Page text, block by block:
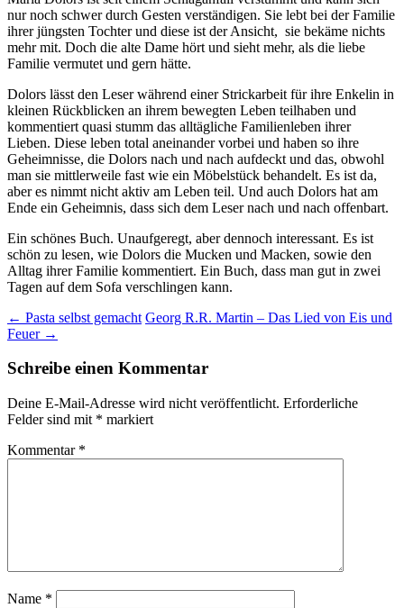
nur noch schwer durch Gesten verständigen. Sie lebt bei der Familie
ihrer jüngsten Tochter und diese ist der Ansicht, sie bekäme nichts
mehr mit. Doch die alte Dame hört und sieht mehr, als die liebe
Familie vermutet und gern hätte.
Dolors lässt den Leser während einer Strickarbeit für ihre Enkelin in
kleinen Rückblicken an ihrem bewegten Leben teilhaben und
kommentiert quasi stumm das alltägliche Familienleben ihrer
Lieben. Diese leben total aneinander vorbei und haben so ihre
Geheimnisse, die Dolors nach und nach aufdeckt und das, obwohl
man sie mittlerweile fast wie ein Möbelstück behandelt. Es ist da,
aber es nimmt nicht aktiv am Leben teil. Und auch Dolors hat am
Ende ein Geheimnis, dass sich dem Leser nach und nach offenbart.
Ein schönes Buch. Unaufgeregt, aber dennoch interessant. Es ist
schön zu lesen, wie Dolors die Mucken und Macken, sowie den
Alltag ihrer Familie kommentiert. Ein Buch, dass man gut in zwei
Tagen auf dem Sofa verschlingen kann.
Beitragsnavigation
← Pasta selbst gemacht Georg R.R. Martin – Das Lied von Eis und
Feuer →
Schreibe einen Kommentar
Deine E-Mail-Adresse wird nicht veröffentlicht. Erforderliche
Felder sind mit * markiert
Kommentar *
Name *